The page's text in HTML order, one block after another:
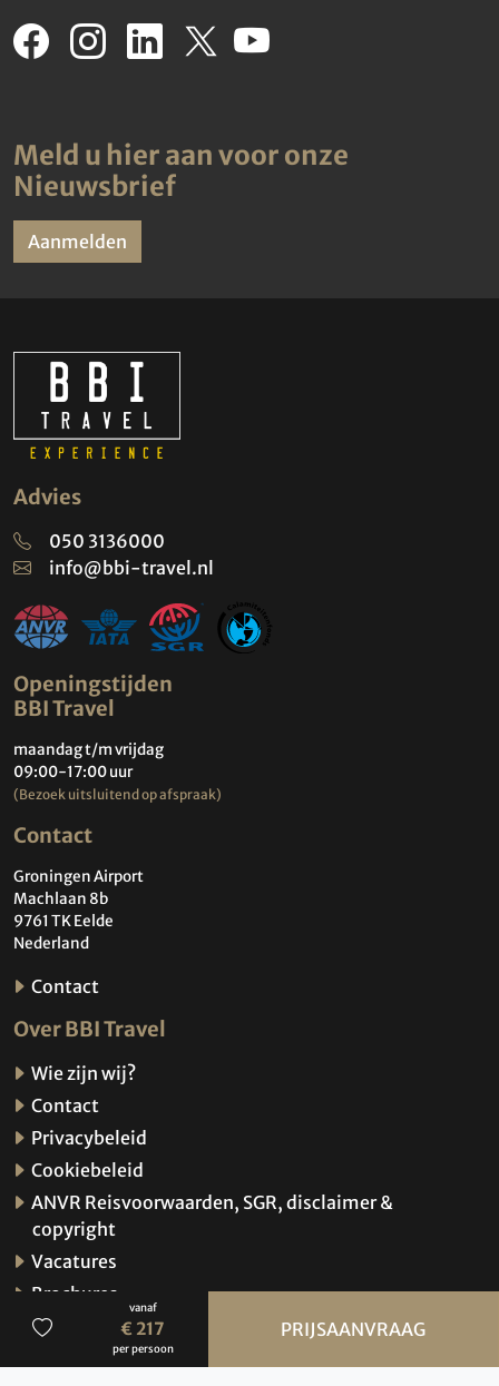
vanaf
€ 217
per persoon
PRIJSAANVRAAG
Meld u hier aan voor onze
Nieuwsbrief
Aanmelden
Advies
050 3136000
info@bbi-travel.nl
Openingstijden
BBI Travel
maandag t/m vrijdag
09:00-17:00 uur
(Bezoek uitsluitend op afspraak)
Contact
Groningen Airport
Machlaan 8b
9761 TK Eelde
Nederland
Contact
Over BBI Travel
Wie zijn wij?
Contact
Privacybeleid
Cookiebeleid
ANVR Reisvoorwaarden, SGR, disclaimer &
copyright
Vacatures
Brochures
Verzekeringen
Hoe werkt de website?